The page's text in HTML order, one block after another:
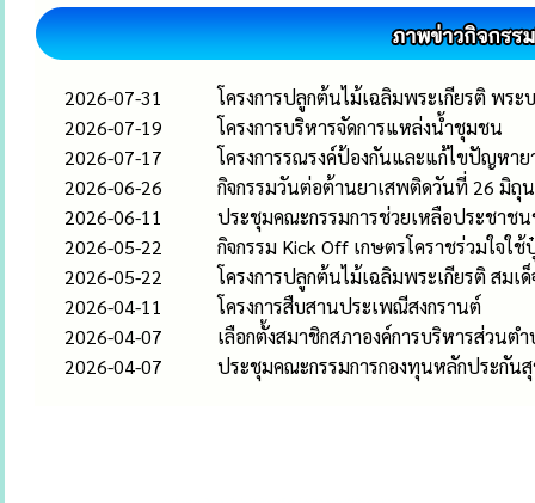
2026-07-31
โครงการปลูกต้นไม้เฉลิมพระเกียรติ พร
2026-07-19
โครงการบริหารจัดการแหล่งน้ำชุมชน
2026-07-17
โครงการรณรงค์ป้องกันและแก้ไขปัญหา
2026-06-26
กิจกรรมวันต่อต้านยาเสพติดวันที่ 26 มิถุ
2026-06-11
ประชุมคณะกรรมการช่วยเหลือประชาช
2026-05-22
กิจกรรม Kick Off เกษตรโคราชร่วมใจ
2026-05-22
โครงการปลูกต้นไม้เฉลิมพระเกียรติ สม
2026-04-11
โครงการสืบสานประเพณีสงกรานต์
2026-04-07
เลือกตั้งสมาชิกสภาองค์การบริหารส่วน
2026-04-07
ประชุมคณะกรรมการกองทุนหลักประกัน